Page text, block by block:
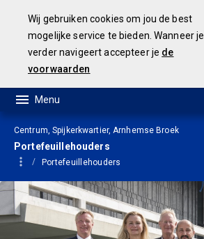
Centrum, Spijkerkwartier, Arnhemse Broek
Portefeuillehouders
Portefeuillehouders
Wij gebruiken cookies om jou de best
mogelijke service te bieden. Wanneer je
verder navigeert accepteer je de
voorwaarden